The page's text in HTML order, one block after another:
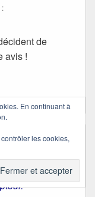
:
de
avis !
a dit :
figure. Ce
très
En continuant à
les cookies,